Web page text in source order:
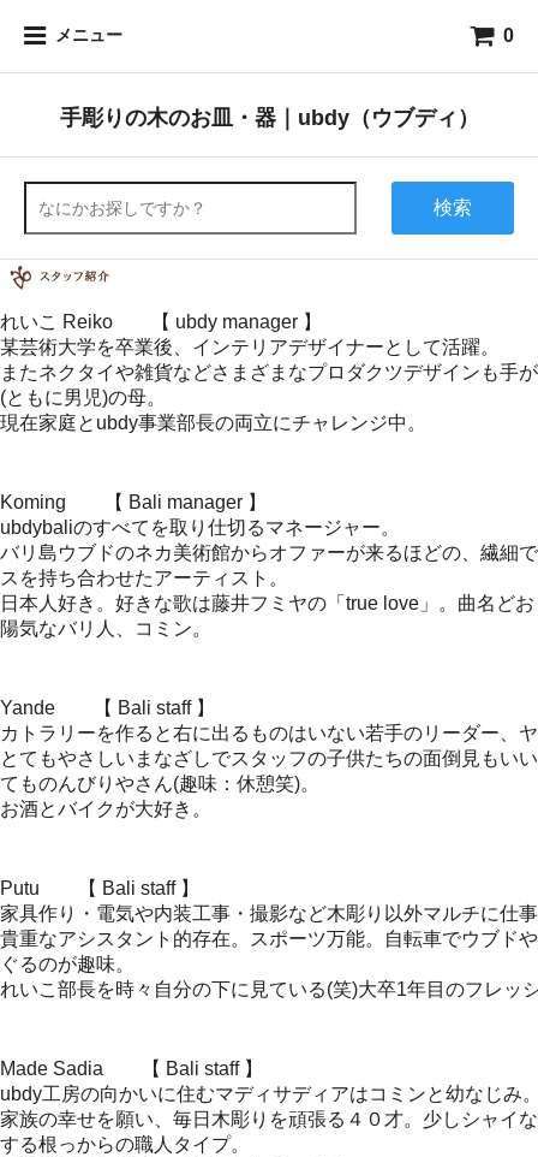
メニュー 0
手彫りの木のお皿・器｜ubdy（ウブディ）
検索
れいこ Reiko 【 ubdy manager 】
某芸術大学を卒業後、インテリアデザイナーとして活躍。
またネクタイや雑貨などさまざまなプロダクツデザインも手
(ともに男児)の母。
現在家庭とubdy事業部長の両立にチャレンジ中。
Koming 【 Bali manager 】
ubdybaliのすべてを取り仕切るマネージャー。
バリ島ウブドのネカ美術館からオファーが来るほどの、繊細
スを持ち合わせたアーティスト。
日本人好き。好きな歌は藤井フミヤの「true love」。曲名ど
陽気なバリ人、コミン。
Yande 【 Bali staff 】
カトラリーを作ると右に出るものはいない若手のリーダー、
とてもやさしいまなざしでスタッフの子供たちの面倒見もい
てものんびりやさん(趣味：休憩笑)。
お酒とバイクが大好き。
Putu 【 Bali staff 】
家具作り・電気や内装工事・撮影など木彫り以外マルチに仕
貴重なアシスタント的存在。スポーツ万能。自転車でウブド
ぐるのが趣味。
れいこ部長を時々自分の下に見ている(笑)大卒1年目のフレッ
Made Sadia 【 Bali staff 】
ubdy工房の向かいに住むマディサディアはコミンと幼なじみ
家族の幸せを願い、毎日木彫りを頑張る４０才。少しシャイ
する根っからの職人タイプ。